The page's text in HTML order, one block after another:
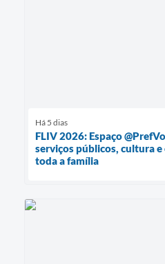
Há 5 dias
FLIV 2026: Espaço
serviços públicos, cultura
toda a família